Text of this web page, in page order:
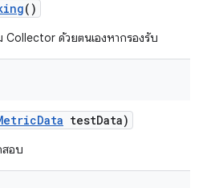
()
Collector ด้วยตนเองหากรองรับ
Data testData)
สอบ